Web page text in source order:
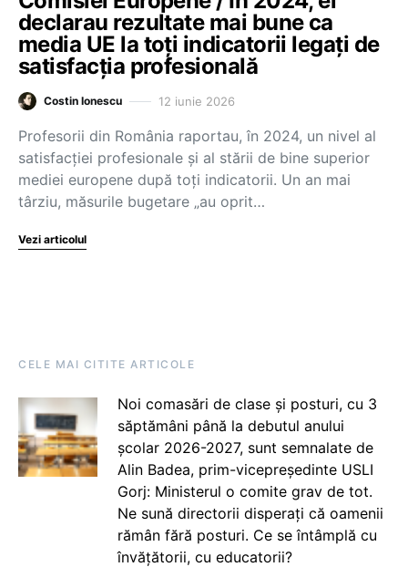
declarau rezultate mai bune ca
media UE la toți indicatorii legați de
satisfacția profesională
Costin Ionescu 12 iunie 2026
Profesorii din România raportau, în 2024, un nivel al
satisfacției profesionale și al stării de bine superior
mediei europene după toți indicatorii. Un an mai
târziu, măsurile bugetare „au oprit…
Vezi articolul
CELE MAI CITITE ARTICOLE
Noi comasări de clase și posturi, cu 3
săptămâni până la debutul anului
școlar 2026-2027, sunt semnalate de
Alin Badea, prim-vicepreședinte USLI
Gorj: Ministerul o comite grav de tot.
Ne sună directorii disperați că oamenii
rămân fără posturi. Ce se întâmplă cu
învățătorii, cu educatorii?